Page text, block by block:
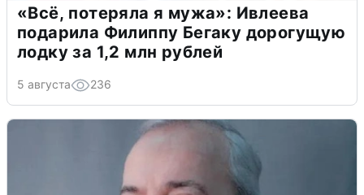
«Всё, потеряла я мужа»: Ивлеева
подарила Филиппу Бегаку дорогущую
лодку за 1,2 млн рублей
5 августа 236